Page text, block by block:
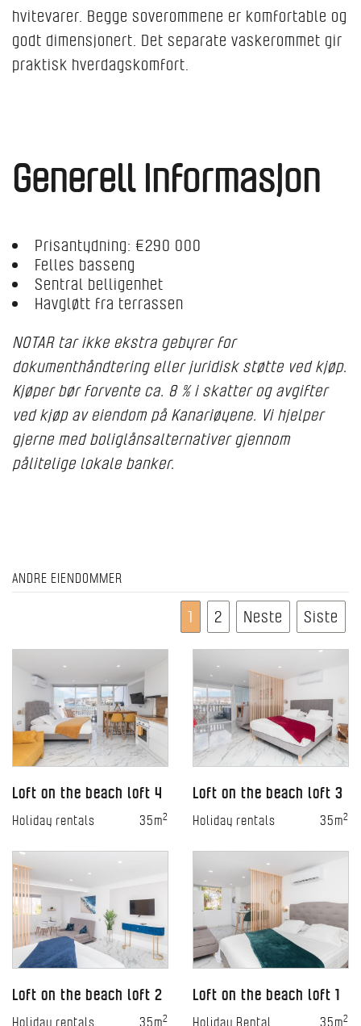
hvitevarer. Begge soverommene er komfortable og
godt dimensjonert. Det separate vaskerommet gir
praktisk hverdagskomfort.
Generell informasjon
Prisantydning: €290 000
Felles basseng
Sentral belligenhet
Havgløtt fra terrassen
NOTAR tar ikke ekstra gebyrer for
dokumenthåndtering eller juridisk støtte ved kjøp.
Kjøper bør forvente ca. 8 % i skatter og avgifter
ved kjøp av eiendom på Kanariøyene. Vi hjelper
gjerne med boliglånsalternativer gjennom
pålitelige lokale banker.
ANDRE EIENDOMMER
1 2 Neste Siste
Loft on the beach loft 4
Holiday rentals 35m2
Loft on the beach loft 3
Holiday rentals 35m2
Loft on the beach loft 2
Holiday rentals 35m2
Loft on the beach loft 1
Holiday Rental 35m2